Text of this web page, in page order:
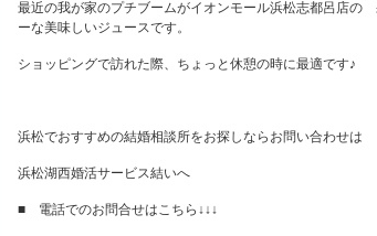
最近の我が家のプチブームがイオンモール浜松志都呂店
ーな美味しいジュースです。
ショッピングで訪れた際、ちょっと休憩の時に最適です♪
浜松でおすすめの結婚相談所をお探しならお問い合わせは
浜松湖西婚活サービス結いへ
■ 電話でのお問合せはこちら↓↓↓